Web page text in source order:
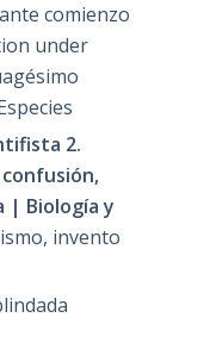
comienzo
under
2.
| Biología y
invento